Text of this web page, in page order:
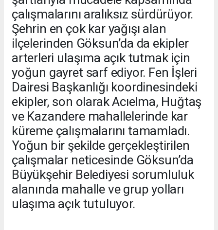
çalışmalarını aralıksız sürdürüyor.
Şehrin en çok kar yağışı alan
ilçelerinden Göksun’da da ekipler
arterleri ulaşıma açık tutmak için
yoğun gayret sarf ediyor. Fen İşleri
Dairesi Başkanlığı koordinesindeki
ekipler, son olarak Acıelma, Huğtaş
ve Kazandere mahallelerinde kar
küreme çalışmalarını tamamladı.
Yoğun bir şekilde gerçekleştirilen
çalışmalar neticesinde Göksun’da
Büyükşehir Belediyesi sorumluluk
alanında mahalle ve grup yolları
ulaşıma açık tutuluyor.